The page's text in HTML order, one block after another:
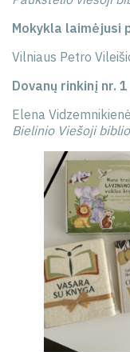
Mokykla laimėjusi
Vilniaus Petro
Dovanų rinkinį nr.
Elena
Bielinio Viešoji